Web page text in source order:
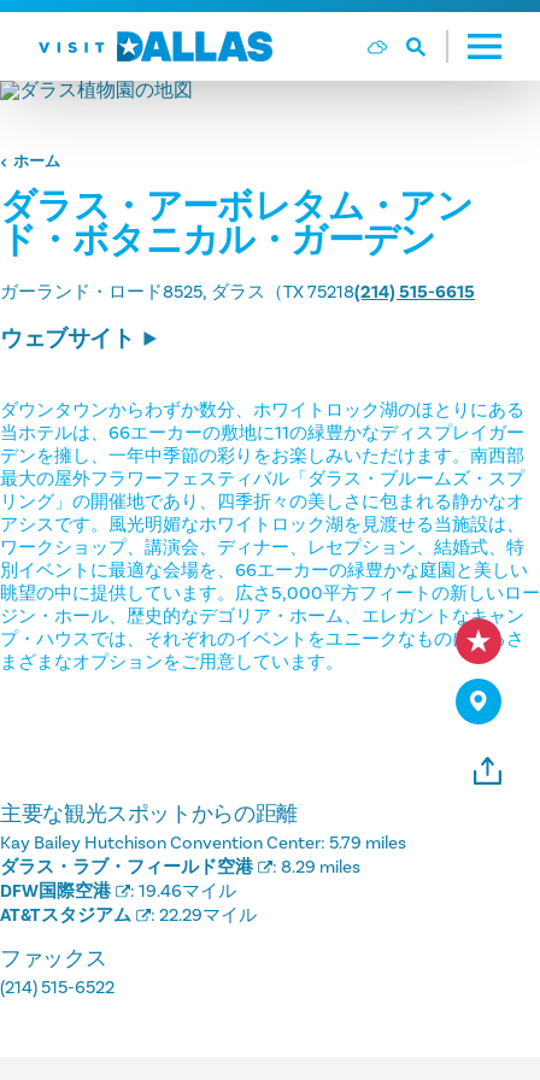
コンテンツへスキップ
ホーム
ダラス・アーボレタム・アン
ド・ボタニカル・ガーデン
ガーランド・ロード8525 ダラス（TX 75218(214) 515-6615
ウェブサイト
ダウンタウンからわずか数分、ホワイトロック湖のほとりにある
当ホテルは、66エーカーの敷地に11の緑豊かなディスプレイガー
デンを擁し、一年中季節の彩りをお楽しみいただけます。南西部
最大の屋外フラワーフェスティバル「ダラス・ブルームズ・スプ
リング」の開催地であり、四季折々の美しさに包まれる静かなオ
アシスです。風光明媚なホワイトロック湖を見渡せる当施設は、
ワークショップ、講演会、ディナー、レセプション、結婚式、特
別イベントに最適な会場を、66エーカーの緑豊かな庭園と美しい
眺望の中に提供しています。広さ5,000平方フィートの新しいロー
ジン・ホール、歴史的なデゴリア・ホーム、エレガントなキャン
プ・ハウスでは、それぞれのイベントをユニークなものにするさ
まざまなオプションをご用意しています。
主要な観光スポットからの距離
Kay Bailey Hutchison Convention Center: 5.79 miles
ダラス・ラブ・フィールド空港
: 8.29 miles
DFW国際空港
: 19.46マイル
AT&Tスタジアム
: 22.29マイル
ファックス
(214) 515-6522